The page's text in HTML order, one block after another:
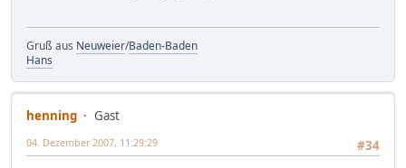
Gruß aus Neuweier/Baden-Baden
Hans
henning
Gast
#34
04. Dezember 2007, 11:29:29